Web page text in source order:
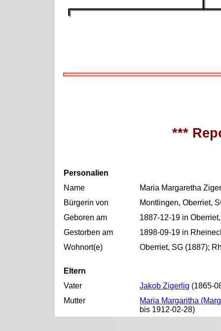
***
Personalien
Name
Maria Margaretha
Bürgerin von
Montlingen, Oberriet,
Geboren am
1887-12-19 in
Gestorben am
1898-09-19 in
Wohnort(e)
Oberriet, SG (1887);
Eltern
Vater
Jakob Zigerlig (1865-
Mutter
Maria Margaritha
bis 1912-02-28)